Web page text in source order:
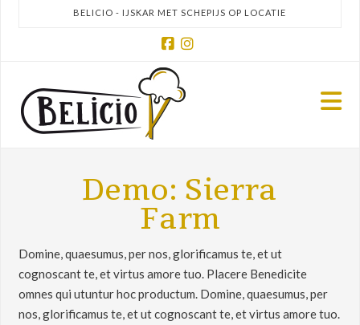
BELICIO - IJSKAR MET SCHEPIJS OP LOCATIE
Facebook
Demo: Sierra
Farm
Domine, quaesumus, per nos, glorificamus te, et ut
cognoscant te, et virtus amore tuo. Placere Benedicite
omnes qui utuntur hoc productum. Domine, quaesumus, per
nos, glorificamus te, et ut cognoscant te, et virtus amore tuo.